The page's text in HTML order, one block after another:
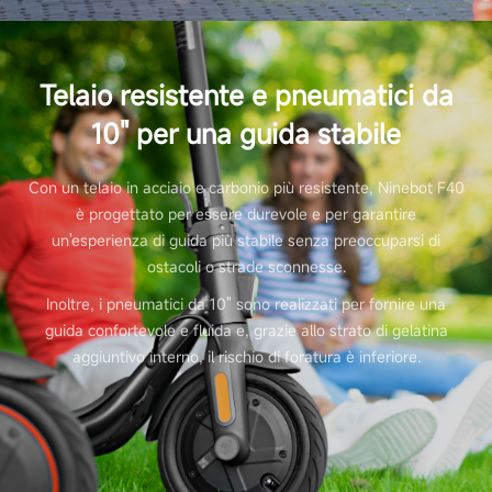
Telaio resistente e pneumatici da
10" per una guida stabile
Con un telaio in acciaio e carbonio più resistente, Ninebot F40
è progettato per essere durevole e per garantire
un'esperienza di guida più stabile senza preoccuparsi di
ostacoli o strade sconnesse.
Inoltre, i pneumatici da 10" sono realizzati per fornire una
guida confortevole e fluida e, grazie allo strato di gelatina
aggiuntivo interno, il rischio di foratura è inferiore.
Luci
Luci
Luce Frontale (2.1W ad alta potenza) e Posteriore
a LED
Luce freno posteriore
Sì
Luce ambientale
No